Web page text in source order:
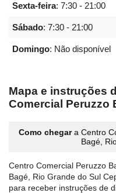
Sexta-feira: 7:30 - 21:00
Sábado: 7:30 - 21:00
Domingo: Não disponível
Mapa e instruções
Comercial Peruzzo
Como chegara Centro
Bagé,
Centro Comercial Peruzzo
Bagé, Rio Grande do Sul
para receber instruções de